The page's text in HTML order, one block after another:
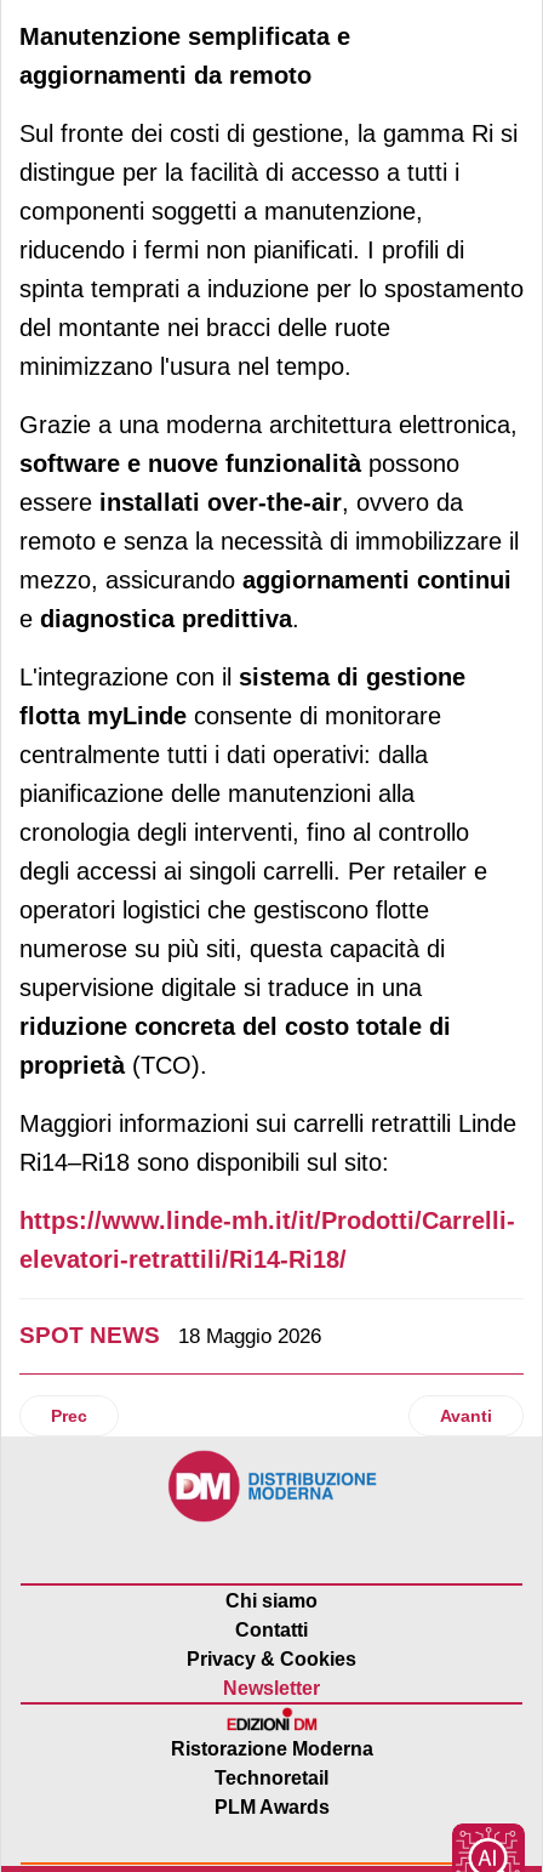
Manutenzione semplificata e
aggiornamenti da remoto
Sul fronte dei costi di gestione, la gamma Ri si
distingue per la facilità di accesso a tutti i
componenti soggetti a manutenzione,
riducendo i fermi non pianificati. I profili di
spinta temprati a induzione per lo spostamento
del montante nei bracci delle ruote
minimizzano l'usura nel tempo.
Grazie a una moderna architettura elettronica,
software e nuove funzionalitàpossono
essere installati over-the-air, ovvero da
remoto e senza la necessità di immobilizzare il
mezzo, assicurando aggiornamenti continui
e diagnostica predittiva.
L'integrazione con il sistema di gestione
flotta myLinde consente di monitorare
centralmente tutti i dati operativi: dalla
pianificazione delle manutenzioni alla
cronologia degli interventi, fino al controllo
degli accessi ai singoli carrelli. Per retailer e
operatori logistici che gestiscono flotte
numerose su più siti, questa capacità di
supervisione digitale si traduce in una
riduzione concreta del costo totale di
proprietà(TCO).
Maggiori informazioni sui carrelli retrattili Linde
Ri14–Ri18 sono disponibili sul sito:
https://www.linde-mh.it/it/Prodotti/Carrelli-
elevatori-retrattili/Ri14-Ri18/
SPOT NEWS 18 Maggio 2026
Articolo precedente: Sial Parigi 2026: due concorsi per
Prec Articolo
Avanti
Chi siamo
Contatti
Privacy & Cookies
Newsletter
Ristorazione Moderna
Technoretail
PLM Awards